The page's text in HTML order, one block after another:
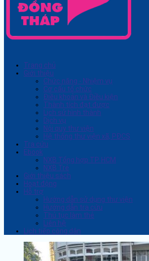
Trang chủ
Giới thiệu
Chức năng - Nhiệm vụ
Cơ cấu tổ chức
Điều khoản và Điều kiện
Thành tích đạt được
Lịch sử hình thành
Dịch vụ
Nội quy thư viện
Hệ thống thư viện xã, PĐCS
Tra cứu
Ebook
NXB Tổng hợp TP. HCM
NXB Trẻ
Giới thiệu sách
Hoạt động
Hỗ trợ
Hướng dẫn sử dụng thư viện
Hướng dẫn tra cứu
Thủ tục làm thẻ
Liên hệ
Lịch tiếp công dân